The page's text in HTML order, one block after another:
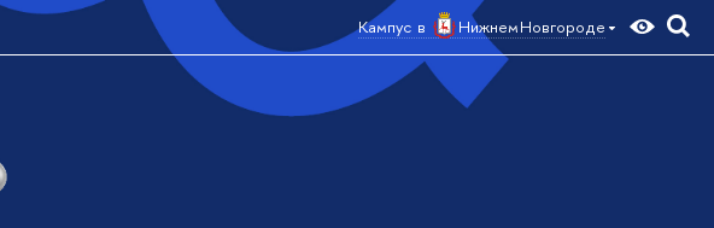
Кампус в Нижнем Новгороде